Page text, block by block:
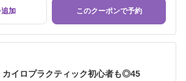
加 このクーポンで予約
カイロプラクティック初心者も◎45